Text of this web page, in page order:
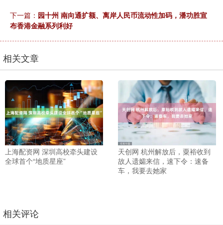
下一篇： 园十州 南向通扩额、离岸人民币流动性加码，潘功胜宣
布香港金融系列利好
相关文章
上海配资网 深圳高校牵头建设
全球首个“地质星座”
天创网 杭州解放后，粟裕收到
故人遗孀来信，速下令：速备
车，我要去她家
相关评论